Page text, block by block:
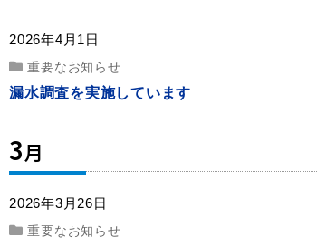
2026年4月1日
重要なお知らせ
漏水調査を実施しています
3月
2026年3月26日
重要なお知らせ